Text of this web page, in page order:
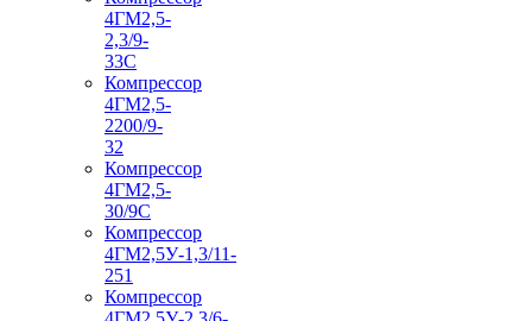
4ГМ2,5-
2,3/9-
33С
Компрессор
4ГМ2,5-
2200/9-
32
Компрессор
4ГМ2,5-
30/9С
Компрессор
4ГМ2,5У-1,3/11-
251
Компрессор